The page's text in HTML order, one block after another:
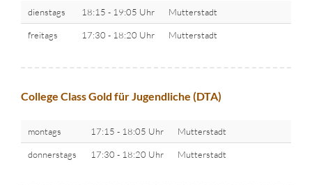
dienstags 18:15 - 19:05 Uhr Mutterstadt
freitags 17:30 - 18:20 Uhr Mutterstadt
College Class Gold für Jugendliche (DTA)
montags 17:15 - 18:05 Uhr Mutterstadt
donnerstags 17:30 - 18:20 Uhr Mutterstadt